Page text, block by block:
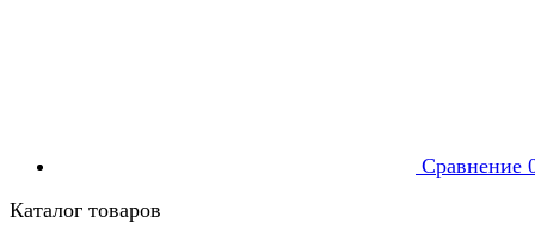
Сравнение
Каталог товаров